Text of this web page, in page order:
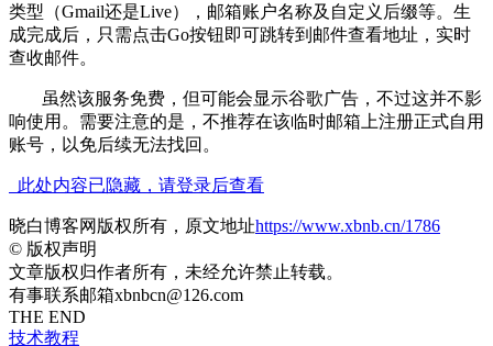
类型（Gmail还是Live），邮箱账户名称及自定义后缀等。生
成完成后，只需点击Go按钮即可跳转到邮件查看地址，实时
查收邮件。
虽然该服务免费，但可能会显示谷歌广告，不过这并不影
响使用。需要注意的是，不推荐在该临时邮箱上注册正式自用
账号，以免后续无法找回。
此处内容已隐藏，请登录后查看
晓白博客网版权所有，原文地址https://www.xbnb.cn/1786
© 版权声明
文章版权归作者所有，未经允许禁止转载。
有事联系邮箱xbnbcn@126.com
THE END
技术教程